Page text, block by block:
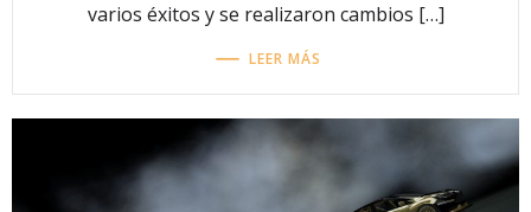
varios éxitos y se realizaron cambios […]
LEER MÁS